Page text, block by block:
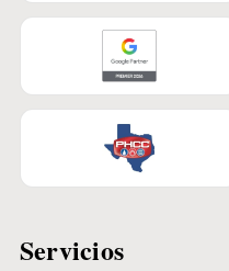
Servicios